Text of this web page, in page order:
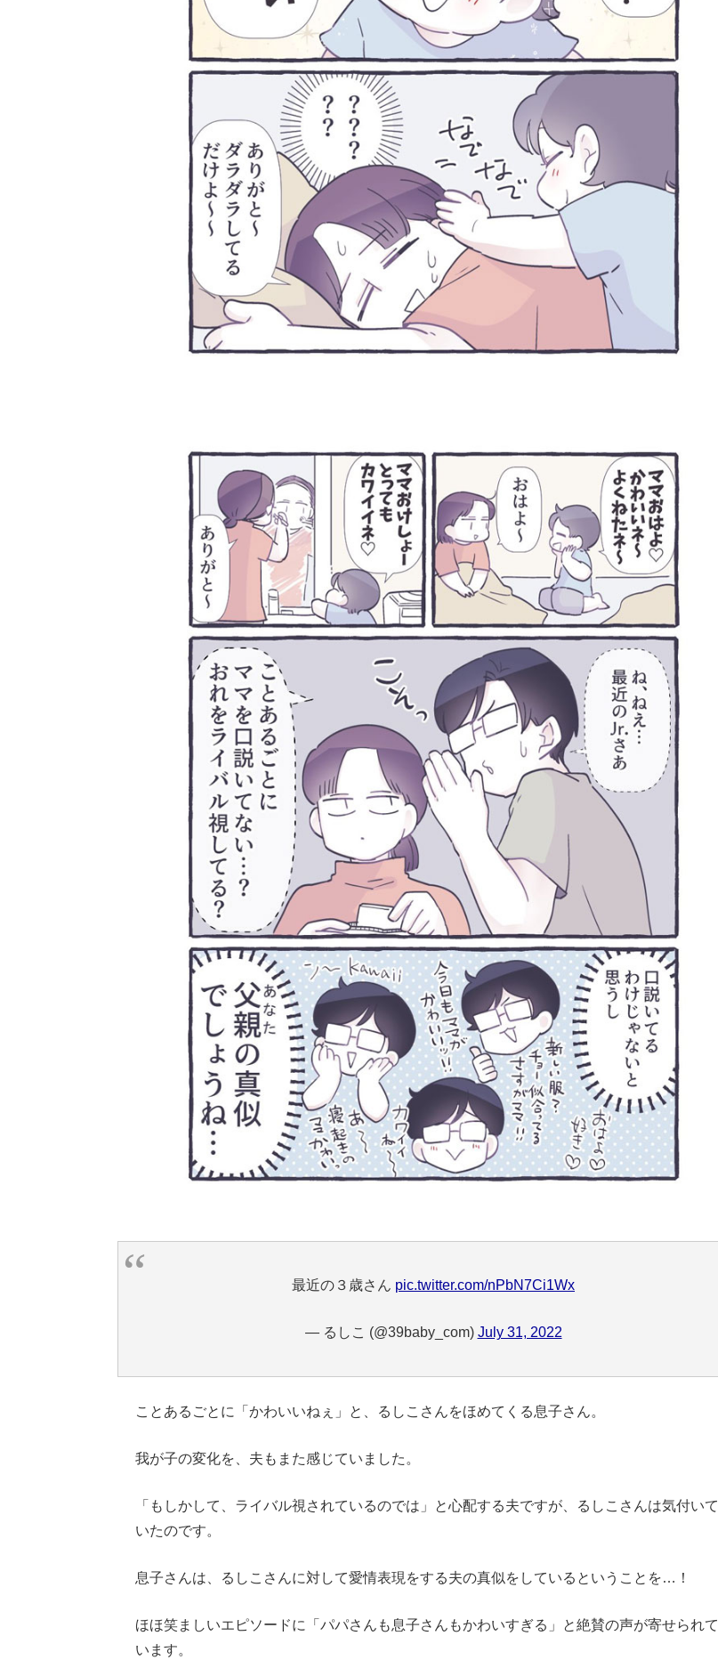
最近の３歳さん pic.twitter.com/nPbN7Ci1Wx
— るしこ (@39baby_com) July 31, 2022
ことあるごとに「かわいいねぇ」と、るしこさんをほめてくる息子さん。
我が子の変化を、夫もまた感じていました。
「もしかして、ライバル視されているのでは」と心配する夫ですが、るしこさんは気付いて
いたのです。
息子さんは、るしこさんに対して愛情表現をする夫の真似をしているということを…！
ほほ笑ましいエピソードに「パパさんも息子さんもかわいすぎる」と絶賛の声が寄せられて
います。